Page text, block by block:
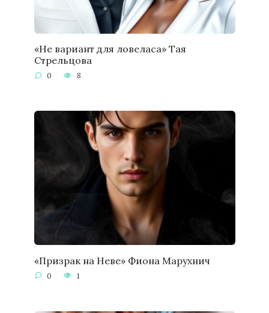
«Не вариант для ловеласа» Тая
Стрельцова
0 8
«Призрак на Неве» Фиона Марухнич
0 1